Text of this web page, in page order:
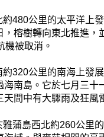
480公里的太平洋上
，榕樹轉向東北推進
機被取消。
320公里的南海上發
南島。它於七月三
間中有大驟雨及狂風
蒲島西北約260公里